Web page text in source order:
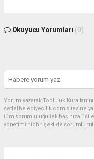
Okuyucu Yorumları (0)
Yorum yazarak Topluluk
seffafbelediyecilik.com sitesine
tüm sorumluluğu tek başınıza
yönetimi hiçbir şekilde sorumlu